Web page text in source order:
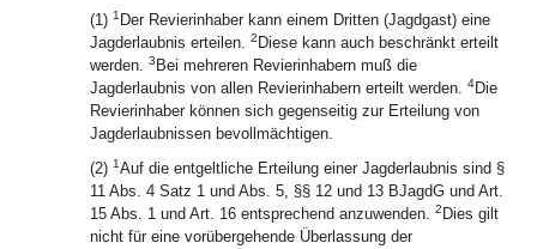
(1) 1 Der Revierinhaber kann einem Dritten (Jagdgast) eine
Jagderlaubnis erteilen. 2 Diese kann auch beschränkt erteilt
werden. 3 Bei mehreren Revierinhabern muß die
Jagderlaubnis von allen Revierinhabern erteilt werden. 4Die
Revierinhaber können sich gegenseitig zur Erteilung von
Jagderlaubnissen bevollmächtigen.
(2) 1Auf die entgeltliche Erteilung einer Jagderlaubnis sind §
11 Abs. 4 Satz 1 und Abs. 5, §§ 12 und 13 BJagdG und Art.
15 Abs. 1 und Art. 16 entsprechend anzuwenden. 2 Dies gilt
nicht für eine vorübergehende Überlassung der